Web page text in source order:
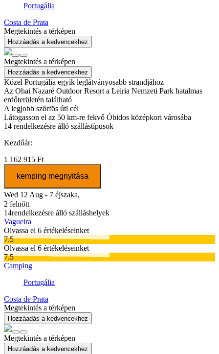
Portugália
Costa de Prata
Megtekintés a térképen
Hozzáadás a kedvencekhez
Megtekintés a térképen
Hozzáadás a kedvencekhez
Közel Portugália egyik leglátványosabb strandjához
Az Ohai Nazaré Outdoor Resort a Leiria Nemzeti Park hatalmas
erdőterületén található
A legjobb szörfös úti cél
Látogasson el az 50 km-re fekvő Óbidos középkori városába
14 rendelkezésre álló szállástípusok
Kezdőár:
1 162 915 Ft
kemping megnyitása
Wed 12 Aug - 7 éjszaka,
2 felnőtt
14rendelkezésre álló szálláshelyek
Vagueira
Olvassa el 6 értékeléseinket
7.5
Olvassa el 6 értékeléseinket
7.5
Camping
Portugália
Costa de Prata
Megtekintés a térképen
Hozzáadás a kedvencekhez
Megtekintés a térképen
Hozzáadás a kedvencekhez